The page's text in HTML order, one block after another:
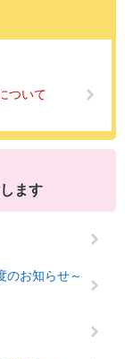
ついて
ます
のお知らせ～